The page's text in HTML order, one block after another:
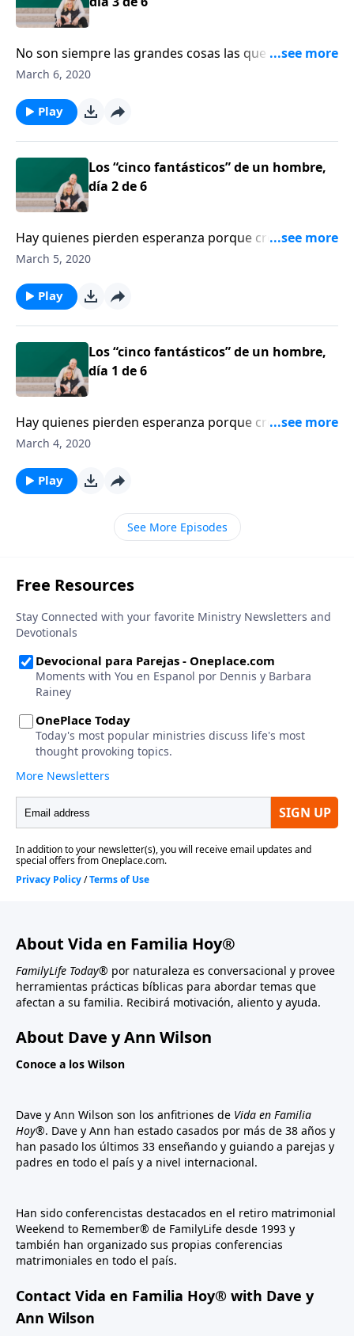
No son siempre las grandes cosas las que componen
un buen matrimonio. Las cosas pequeñas tienen un
que, a lo mejor, deberíamos empezar a hacerlas.
March 6, 2020
Play
Los “cinco fantásticos” de un hombre,
día 2 de 6
Hay quienes pierden esperanza porque creen que la
mayoría de matrimonios se destruyen, pero esas
Shaunti Feldhahn.
March 5, 2020
Play
Los “cinco fantásticos” de un hombre,
día 1 de 6
Hay quienes pierden esperanza porque creen que la
mayoría de matrimonios se destruyen, pero esas
Shaunti Feldhahn.
March 4, 2020
Play
See More Episodes
About Vida en Familia Hoy®
FamilyLife Today® por naturaleza es conversacional y provee
herramientas prácticas bíblicas para abordar temas que
afectan a su familia. Recibirá motivación, aliento y ayuda.
About Dave y Ann Wilson
Conoce a los Wilson
Dave y Ann Wilson son los anfitriones de Vida en Familia
Hoy®. Dave y Ann han estado casados por más de 38 años y
han pasado los últimos 33 enseñando y guiando a parejas y
padres en todo el país y a nivel internacional.
Han sido conferencistas destacados en el retiro matrimonial
Weekend to Remember® de FamilyLife desde 1993 y
también han organizado sus propias conferencias
matrimoniales en todo el país.
Contact Vida en Familia Hoy® with Dave y
Ann Wilson